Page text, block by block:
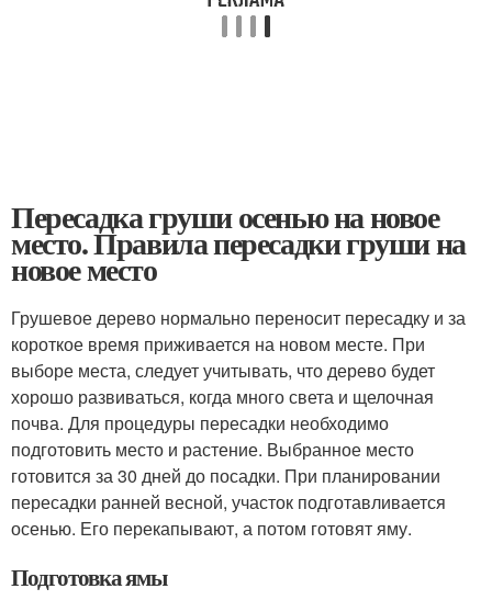
Пересадка груши осенью на новое
место. Правила пересадки груши на
новое место
Грушевое дерево нормально переносит пересадку и за
короткое время приживается на новом месте. При
выборе места, следует учитывать, что дерево будет
хорошо развиваться, когда много света и щелочная
почва. Для процедуры пересадки необходимо
подготовить место и растение. Выбранное место
готовится за 30 дней до посадки. При планировании
пересадки ранней весной, участок подготавливается
осенью. Его перекапывают, а потом готовят яму.
Подготовка ямы